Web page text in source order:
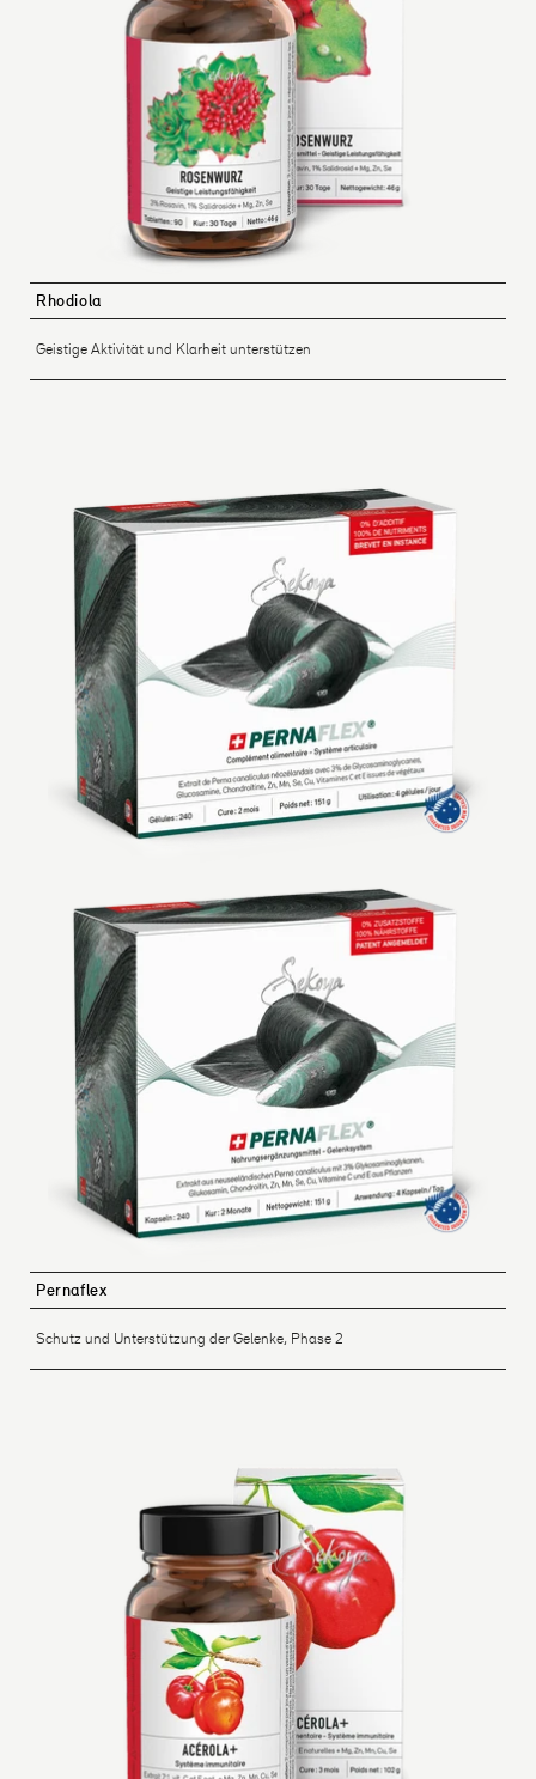
Rhodiola
Geistige Aktivität und Klarheit unterstützen
Pernaflex
Schutz und Unterstützung der Gelenke, Phase 2